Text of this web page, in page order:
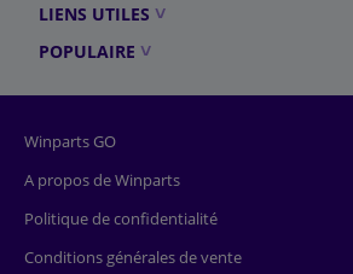
LIENS UTILES
POPULAIRE
Winparts GO
A propos de Winparts
Politique de confidentialité
Conditions générales de vente